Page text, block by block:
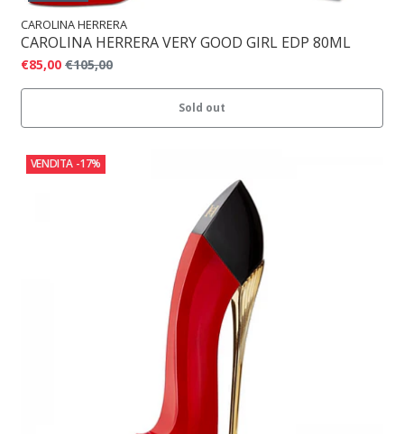
CAROLINA HERRERA
CAROLINA HERRERA VERY GOOD GIRL EDP 80ML
€85,00 €105,00
Sold out
VENDITA -17%